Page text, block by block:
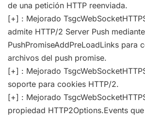
de una petición HTTP reenviada.
[+] : Mejorado
admite HTTP/2 Server Push
PushPromiseAddPreLoadLinks para
archivos del push promise.
[+] : Mejorado
soporte para cookies HTTP/2.
[+] : Mejorado
propiedad HTTP2Options.Events